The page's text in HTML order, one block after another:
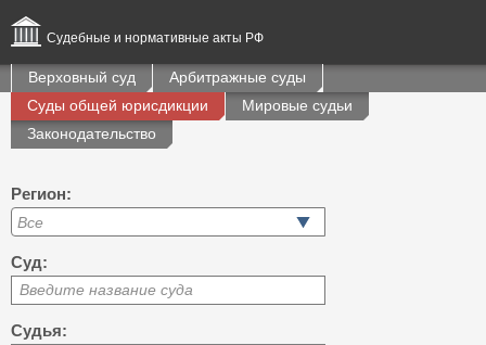
Судебные и нормативные акты РФ
Верховный суд
Арбитражные суды
Суды общей юрисдикции
Мировые судьи
Законодательство
Регион:
Суд:
Введите название суда
Судья: